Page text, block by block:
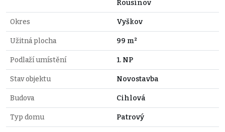
Rousínov
Okres Vyškov
Užitná plocha 99 m²
Podlaží umístění 1. NP
Stav objektu Novostavba
Budova Cihlová
Typ domu Patrový